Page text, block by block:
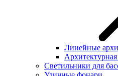
Линейные
Светильники для